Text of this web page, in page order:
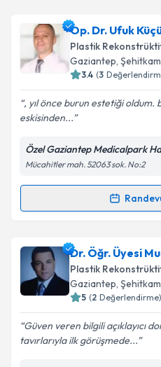
Op. Dr. Saffet Ulutaş
oluşturun. Size bu
takvim hazırlandığında
Kişisel verilerimin
Metni'ni okudum ve
kapsamda
Op. Dr. Ufuk
Plastik
Gaziantep,
3.4 (3
, yıl önce burun estetiği oldum.
eskisinden...
Özel Gaziantep Medicalpark
Mücahitler mah. 52063 sok. No:2
Randevu Takvimi
Op. Dr. Ufuk Küçükiçin
oluşturun. Size bu
takvim hazırlandığında
Dr. Öğr. Üyesi
Plastik
Gaziantep,
5 (2 Değerlendirme)
Güven veren bilgili açıklayıcı
tavırlarıyla ilk görüşmede...